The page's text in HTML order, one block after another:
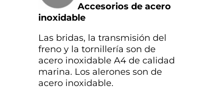
Accesorios de acero
inoxidable
Las bridas, la transmisión del
freno y la tornillería son de
acero inoxidable A4 de calidad
marina. Los alerones son de
acero inoxidable.